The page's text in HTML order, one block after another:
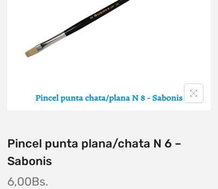
Pincel punta plana/chata N 6 –
Sabonis
6,00Bs.